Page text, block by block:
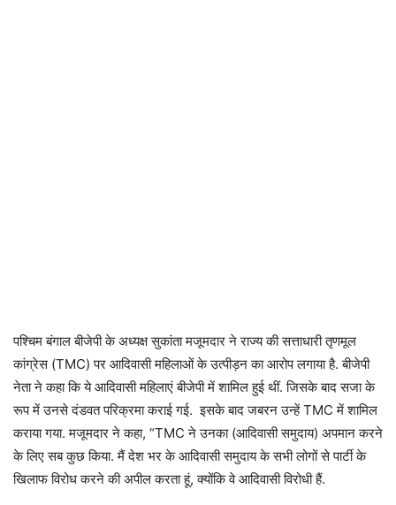
पश्चिम बंगाल बीजेपी के अध्यक्ष सुकांता मजूमदार ने राज्य की सत्ताधारी तृणमूल
कांग्रेस (TMC) पर आदिवासी महिलाओं के उत्पीड़न का आरोप लगाया है. बीजेपी
नेता ने कहा कि ये आदिवासी महिलाएं बीजेपी में शामिल हुई थीं. जिसके बाद सजा के
रूप में उनसे दंडवत परिक्रमा कराई गई. इसके बाद जबरन उन्हें TMC में शामिल
कराया गया. मजूमदार ने कहा, “TMC ने उनका (आदिवासी समुदाय) अपमान करने
के लिए सब कुछ किया. मैं देश भर के आदिवासी समुदाय के सभी लोगों से पार्टी के
खिलाफ विरोध करने की अपील करता हूं, क्योंकि वे आदिवासी विरोधी हैं.